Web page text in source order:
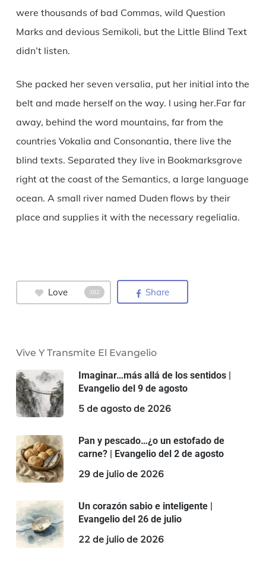
were thousands of bad Commas, wild Question
Marks and devious Semikoli, but the Little Blind Text
didn’t listen.
She packed her seven versalia, put her initial into the
belt and made herself on the way. l using her.Far far
away, behind the word mountains, far from the
countries Vokalia and Consonantia, there live the
blind texts. Separated they live in Bookmarksgrove
right at the coast of the Semantics, a large language
ocean. A small river named Duden flows by their
place and supplies it with the necessary regelialia.
Love 382 Share
Vive Y Transmite El Evangelio
Imaginar…más allá de los sentidos |
Evangelio del 9 de agosto
5 de agosto de 2026
Pan y pescado…¿o un estofado de
carne? | Evangelio del 2 de agosto
29 de julio de 2026
Un corazón sabio e inteligente |
Evangelio del 26 de julio
22 de julio de 2026